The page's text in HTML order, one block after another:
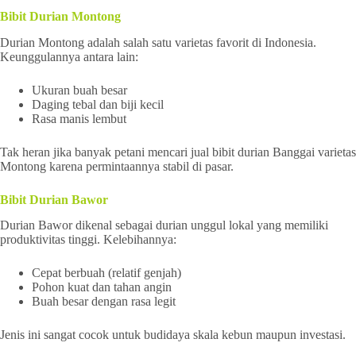
Bibit Durian Montong
Durian Montong adalah salah satu varietas favorit di Indonesia.
Keunggulannya antara lain:
Ukuran buah besar
Daging tebal dan biji kecil
Rasa manis lembut
Tak heran jika banyak petani mencari jual bibit durian Banggai varietas
Montong karena permintaannya stabil di pasar.
Bibit Durian Bawor
Durian Bawor dikenal sebagai durian unggul lokal yang memiliki
produktivitas tinggi. Kelebihannya:
Cepat berbuah (relatif genjah)
Pohon kuat dan tahan angin
Buah besar dengan rasa legit
Jenis ini sangat cocok untuk budidaya skala kebun maupun investasi.